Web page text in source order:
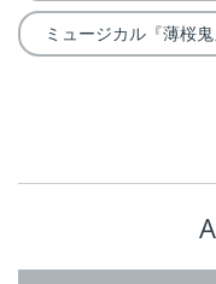
ミュージカル『薄桜鬼